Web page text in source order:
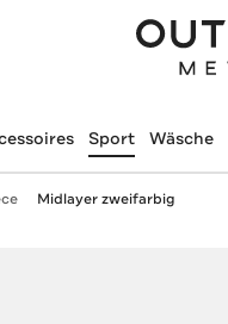
Sport Wäsche
Midlayer zweifarbig